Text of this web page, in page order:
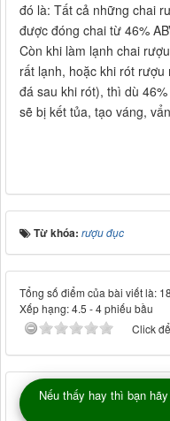
đó là: Tất cả những chai
được đóng chai từ 46%
Còn khi làm lạnh chai
rất lạnh, hoặc khi rót
đá sau khi rót), thì dù
sẽ bị kết tủa, tạo váng,
Từ khóa: rượu đục
Tổng số điểm của bài viết là:
Xếp hạng:4.5 -4phiếu bầu
Click
Nếu thấy hay thì bạn